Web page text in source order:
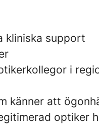
kliniska support
i
känner att
optiker